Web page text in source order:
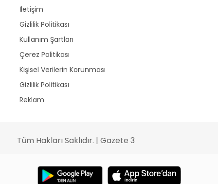
İletişim
Gizlilik Politikası
Kullanım Şartları
Çerez Politikası
Kişisel Verilerin Korunması
Gizlilik Politikası
Reklam
Tüm Hakları Saklıdır. | Gazete 3